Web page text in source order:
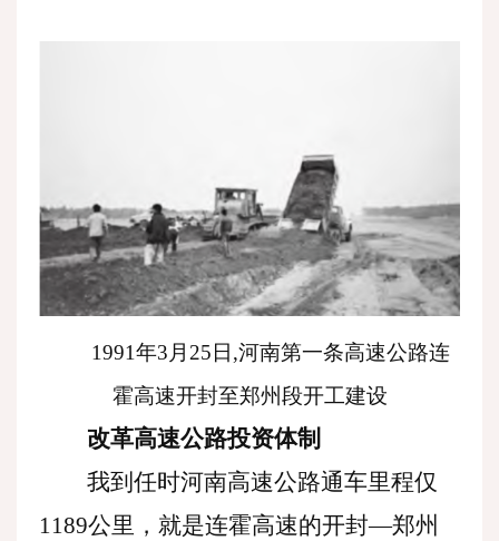
1991年3月25日,河南第一条高速公路连
霍高速开封至郑州段开工建设
改革高速公路投资体制
我到任时河南高速公路通车里程仅
1189公里，就是连霍高速的开封—郑州